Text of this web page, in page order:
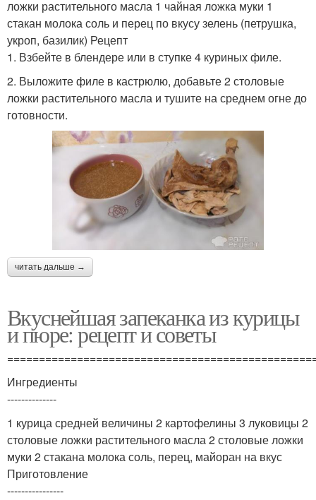
ложки растительного масла 1 чайная ложка муки 1
стакан молока соль и перец по вкусу зелень (петрушка,
укроп, базилик) Рецепт
1. Взбейте в блендере или в ступке 4 куриных филе.
2. Выложите филе в кастрюлю, добавьте 2 столовые
ложки растительного масла и тушите на среднем огне до
готовности.
читать дальше →
Вкуснейшая запеканка из курицы
и пюре: рецепт и советы
Ингредиенты
--------------
1 курица средней величины 2 картофелины 3 луковицы 2
столовые ложки растительного масла 2 столовые ложки
муки 2 стакана молока соль, перец, майоран на вкус
Приготовление
----------------